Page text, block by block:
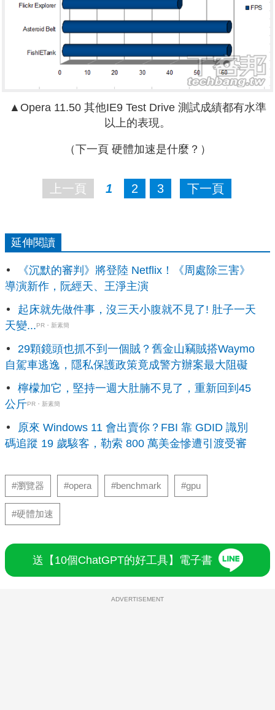
▲Opera 11.50 其他IE9 Test Drive 測試成績都有水準
以上的表現。
（下一頁 硬體加速是什麼？）
上一頁 1 2 3 下一頁
延伸閱讀
《沉默的審判》將登陸 Netflix！《周處除三害》
導演新作，阮經天、王淨主演
起床就先做件事，沒三天小腹就不見了! 肚子一天
天變...PR・新素簡
29顆鏡頭也抓不到一個賊？舊金山竊賊搭Waymo
自駕車逃逸，隱私保護政策竟成警方辦案最大阻礙
檸檬加它，堅持一週大肚腩不見了，重新回到45
公斤PR・新素簡
原來 Windows 11 會出賣你？FBI 靠 GDID 識別
碼追蹤 19 歲駭客，勒索 800 萬美金慘遭引渡受審
#瀏覽器 #opera #benchmark #gpu
#硬體加速
送【10個ChatGPT的好工具】電子書
ADVERTISEMENT